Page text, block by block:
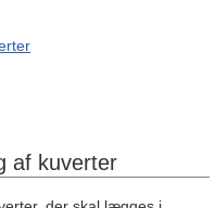
af kuverter